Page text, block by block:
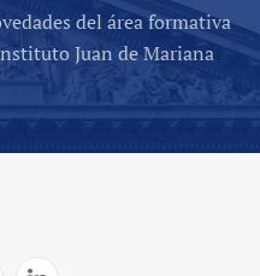
del área formativa
Juan de Mariana